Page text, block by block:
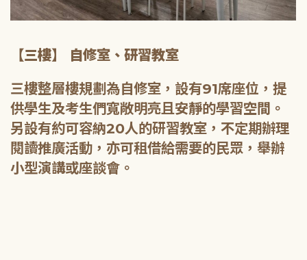
【三樓】 自修室、研習教室
三樓整層樓規劃為自修室，設有91席座位，提
供學生及考生們寬敞明亮且安靜的學習空間。
另設有約可容納20人的研習教室，不定期辦理
閱讀推廣活動，亦可租借給需要的民眾，舉辦
小型演講或座談會。